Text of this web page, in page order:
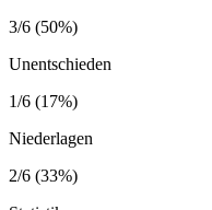
3/6 (50%)
Unentschieden
1/6 (17%)
Niederlagen
2/6 (33%)